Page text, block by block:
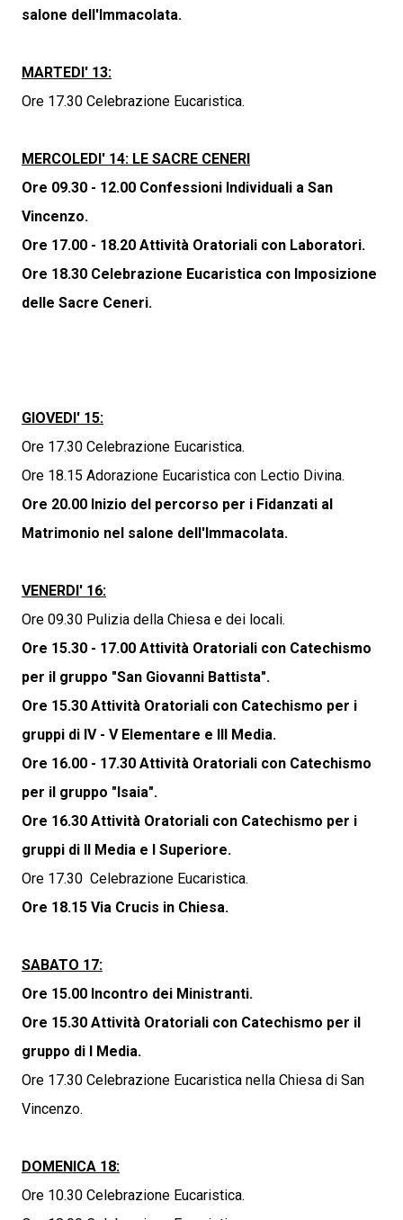
salone dell'Immacolata.
MARTEDI' 13:
Ore 17.30 Celebrazione Eucaristica.
MERCOLEDI' 14: LE SACRE CENERI
Ore 09.30 - 12.00 Confessioni Individuali a San
Vincenzo.
Ore 17.00 - 18.20 Attività Oratoriali con Laboratori.
Ore 18.30 Celebrazione Eucaristica con Imposizione
delle Sacre Ceneri.
GIOVEDI' 15:
Ore 17.30 Celebrazione Eucaristica.
Ore 18.15 Adorazione Eucaristica con Lectio Divina.
Ore 20.00 Inizio del percorso per i Fidanzati al
Matrimonio nel salone dell'Immacolata.
VENERDI' 16:
Ore 09.30 Pulizia della Chiesa e dei locali.
Ore 15.30 - 17.00 Attività Oratoriali con Catechismo
per il gruppo "San Giovanni Battista".
Ore 15.30 Attività Oratoriali con Catechismo per i
gruppi di IV - V Elementare e III Media.
Ore 16.00 - 17.30 Attività Oratoriali con Catechismo
per il gruppo "Isaia".
Ore 16.30 Attività Oratoriali con Catechismo per i
gruppi di II Media e I Superiore.
Ore 17.30 Celebrazione Eucaristica.
Ore 18.15 Via Crucis in Chiesa.
SABATO 17:
Ore 15.00 Incontro dei Ministranti.
Ore 15.30 Attività Oratoriali con Catechismo per il
gruppo di I Media.
Ore 17.30 Celebrazione Eucaristica nella Chiesa di San
Vincenzo.
DOMENICA 18:
Ore 10.30 Celebrazione Eucaristica.